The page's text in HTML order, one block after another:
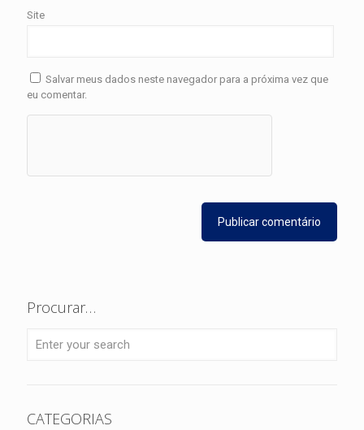
Site
Salvar meus dados neste navegador para a próxima vez que
eu comentar.
Procurar…
CATEGORIAS